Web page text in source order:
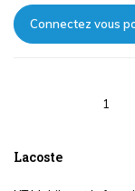
Connectez vous
1
Lacoste